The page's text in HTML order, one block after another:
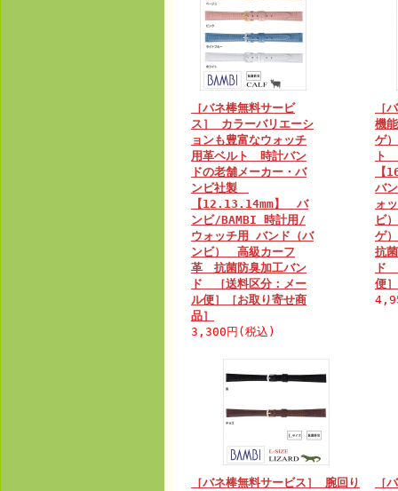
［バネ棒無料サービ
ス］ カラーバリエーシ
ョンも豊富なウォッチ
用革ベルト 時計バン
ドの老舗メーカー・バ
ンビ社製
【12.13.14mm】 バ
ンビ/BAMBI 時計用/
ウォッチ用 バンド（バ
ンビ） 高級カーフ
革 抗菌防臭加工バン
ド ［送料区分：メー
ル便］［お取り寄せ商
品］
3,300円(税込)
［
機
ゲ
ト
【
バ
ォ
ビ
ゲ
抗
ド
便
［バネ棒無料サービス］ 腕回り
［